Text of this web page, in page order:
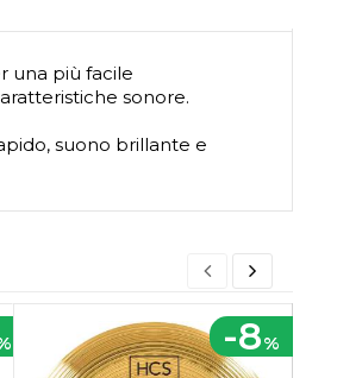
una più facile
sonore.
suono brillante e
-8%